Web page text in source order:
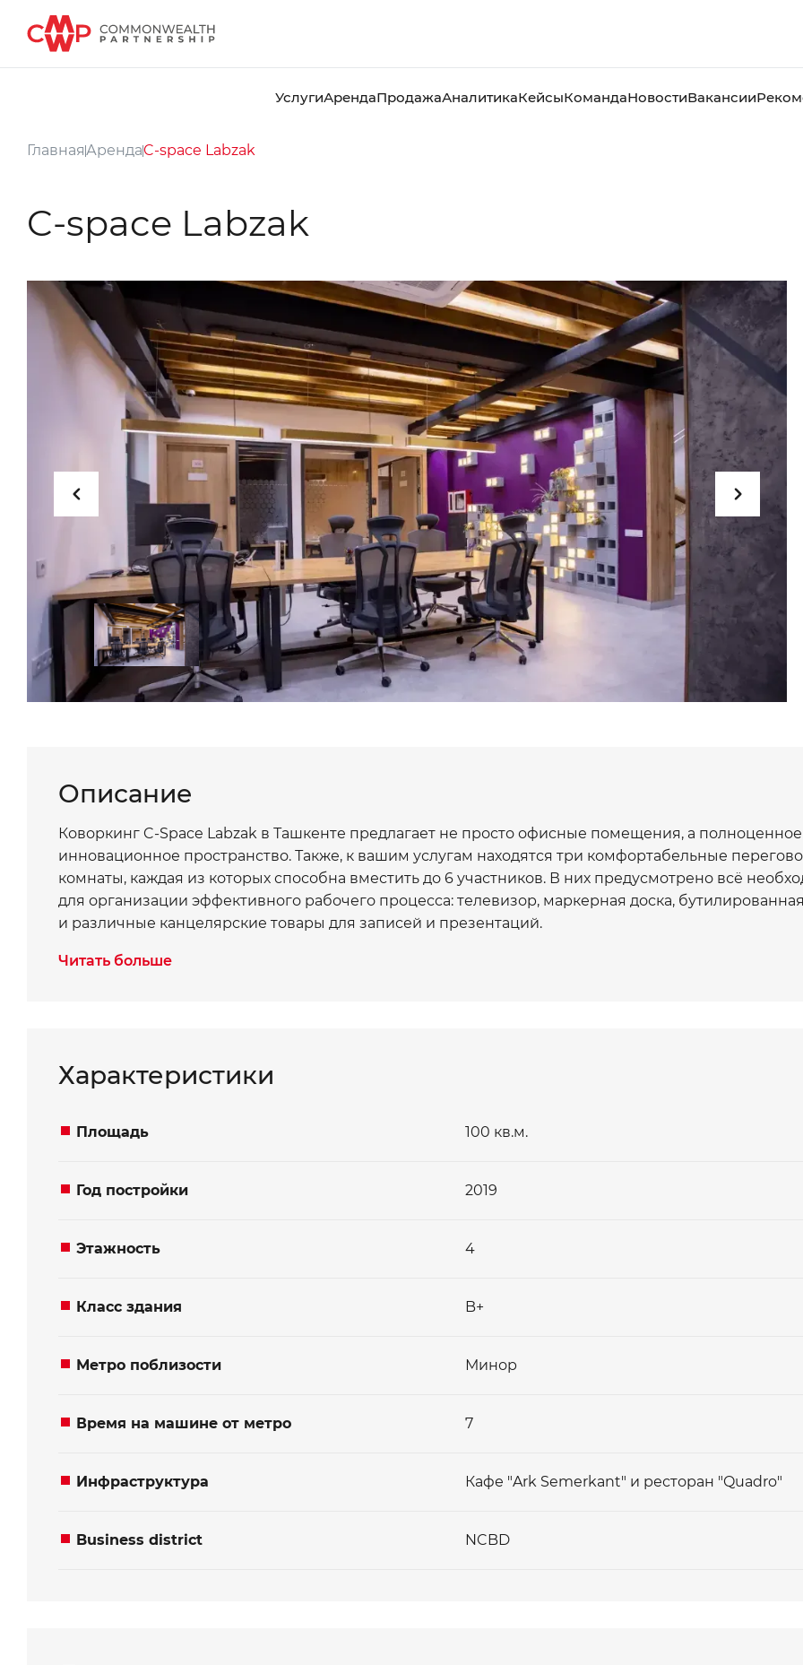
УслугиАрендаПродажаАналитикаКейсыКомандаНовостиВакансии
ГлавнаяАрендаC-space Labzak
C-space Labzak
Описание
Коворкинг C-Space Labzak в Ташкенте предлагает не просто офисные помещения, а полноценное
инновационное пространство. Также, к вашим услугам находятся три комфортабельные
комнаты, каждая из которых способна вместить до 6 участников. В них предусмотрено всё
для организации эффективного рабочего процесса: телевизор, маркерная доска,
и различные канцелярские товары для записей и презентаций.
Если вам необходимо провести мероприятие большего масштаба, бизнес-центрковоркинг
аудиосистема, что позволяет организовать мероприятия с высоким качеством звука, будь то
пространства для любых нужд.
Читать больше
Характеристики
Площадь 100 кв.м.
Год постройки 2019
Этажность 4
Класс здания B+
Метро поблизости Минор
Время на машине от метро 7
Инфраструктура Кафе "Ark Semerkant" и ресторан "Quadro"
Business district NCBD
Записаться на просмотр объекта
Телефон*
Хотите получить консультацию?
Номер телефона